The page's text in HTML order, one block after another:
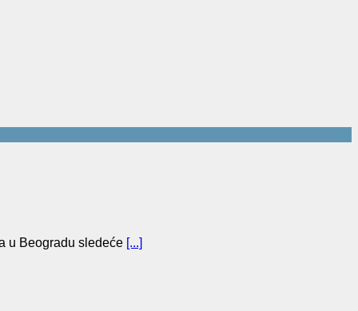
u Beogradu sledeće [...]